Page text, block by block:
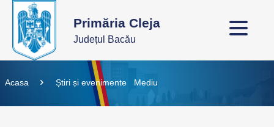
Primăria Cleja
Județul Bacău
Acasa Știri și evenimente Mediu